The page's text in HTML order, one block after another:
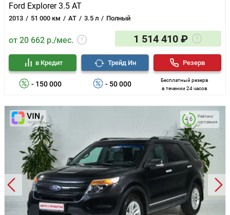
Ford Explorer 3.5 AT
2013 51 000 км AT 3.5 л Полный
от 20 662 р./мес. 1 514 410 ₽
- 150 000
в Кредит
- 50 000
Трейд Ин
Бесплатный резерв
в течении 24 часов
Резерв
Рейтинг
состояния
4.6